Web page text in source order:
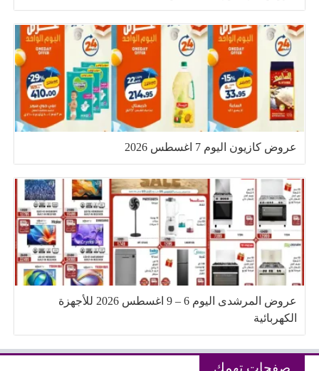
عروض كازيون اليوم 7 اغسطس 2026
عروض المرشدى اليوم 6 – 9 اغسطس 2026 للأجهزة
الكهربائية
صفحات تهمك